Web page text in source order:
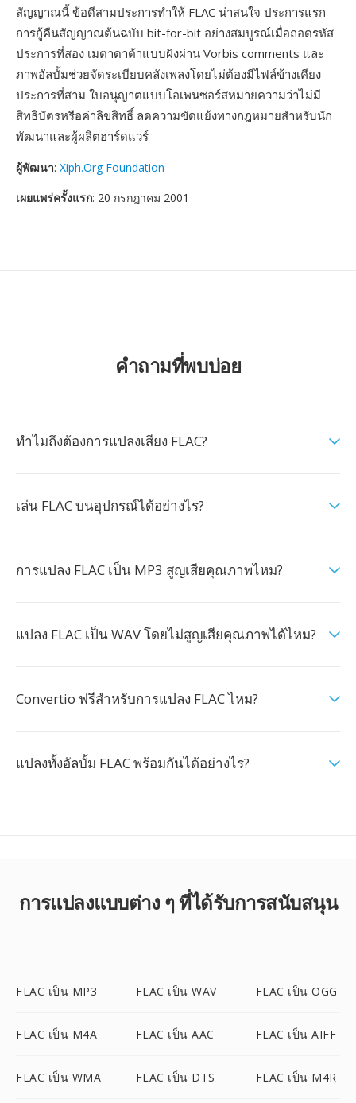
สัญญาณนี้ ข้อดีสามประการทำให้ FLAC น่าสนใจ ประการแรก
การกู้คืนสัญญาณต้นฉบับ bit-for-bit อย่างสมบูรณ์เมื่อถอดรหัส
ประการที่สอง เมตาดาต้าแบบฝังผ่าน Vorbis comments และ
ภาพอัลบั้มช่วยจัดระเบียบคลังเพลงโดยไม่ต้องมีไฟล์ข้างเคียง
ประการที่สาม ใบอนุญาตแบบโอเพนซอร์สหมายความว่าไม่มี
สิทธิบัตรหรือค่าลิขสิทธิ์ ลดความขัดแย้งทางกฎหมายสำหรับนัก
พัฒนาและผู้ผลิตฮาร์ดแวร์
ผู้พัฒนา: Xiph.Org Foundation
เผยแพร่ครั้งแรก: 20 กรกฎาคม 2001
คำถามที่พบบ่อย
ทำไมถึงต้องการแปลงเสียง FLAC?
เล่น FLAC บนอุปกรณ์ได้อย่างไร?
การแปลง FLAC เป็น MP3 สูญเสียคุณภาพไหม?
แปลง FLAC เป็น WAV โดยไม่สูญเสียคุณภาพได้ไหม?
Convertio ฟรีสำหรับการแปลง FLAC ไหม?
แปลงทั้งอัลบั้ม FLAC พร้อมกันได้อย่างไร?
การแปลงแบบต่าง ๆ ที่ได้รับการสนับสนุน
FLAC เป็น MP3 FLAC เป็น WAV FLAC เป็น OGG
FLAC เป็น M4A FLAC เป็น AAC FLAC เป็น AIFF
FLAC เป็น WMA FLAC เป็น DTS FLAC เป็น M4R